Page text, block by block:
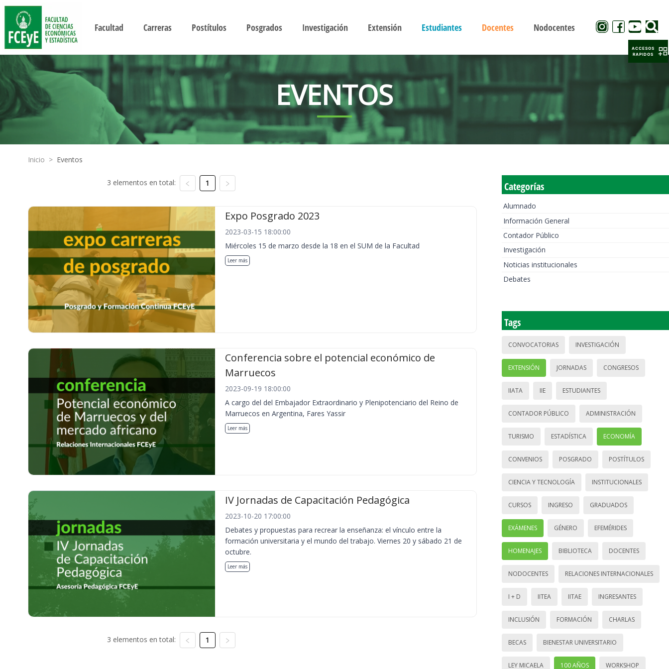
Facultad Carreras Postítulos Posgrados Investigación Extensión Estudiantes Docentes Nodocentes
EVENTOS
Inicio > Eventos
3 elementos en total: 1
Expo Posgrado 2023
2023-03-15 18:00:00
Miércoles 15 de marzo desde la 18 en el SUM de la Facultad
Leer más
Conferencia sobre el potencial económico de
Marruecos
2023-09-19 18:00:00
A cargo del del Embajador Extraordinario y Plenipotenciario del Reino de
Marruecos en Argentina, Fares Yassir
Leer más
IV Jornadas de Capacitación Pedagógica
2023-10-20 17:00:00
Debates y propuestas para recrear la enseñanza: el vínculo entre la
formación universitaria y el mundo del trabajo. Viernes 20 y sábado 21 de
octubre.
Leer más
3 elementos en total: 1
Categorías
Alumnado
Información General
Contador Público
Investigación
Noticias institucionales
Debates
Tags
CONVOCATORIAS INVESTIGACIÓN
EXTENSIÓN JORNADAS CONGRESOS
IIATA IIE ESTUDIANTES
CONTADOR PÚBLICO ADMINISTRACIÓN
TURISMO ESTADÍSTICA ECONOMÍA
CONVENIOS POSGRADO POSTÍTULOS
CIENCIA Y TECNOLOGÍA INSTITUCIONALES
CURSOS INGRESO GRADUADOS
EXÁMENES GÉNERO EFEMÉRIDES
HOMENAJES BIBLIOTECA DOCENTES
NODOCENTES RELACIONES INTERNACIONALES
I + D IITEA IITAE INGRESANTES
INCLUSIÓN FORMACIÓN CHARLAS
BECAS BIENESTAR UNIVERSITARIO
LEY MICAELA 100 AÑOS WORKSHOP
ACCESOS
RAPIDOS